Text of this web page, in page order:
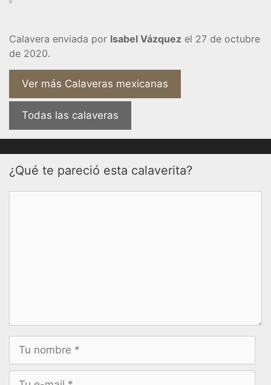
Calavera enviada por Isabel Vázquez el 27 de octubre
de 2020.
Ver más Calaveras mexicanas
Todas las calaveras
¿Qué te pareció esta calaverita?